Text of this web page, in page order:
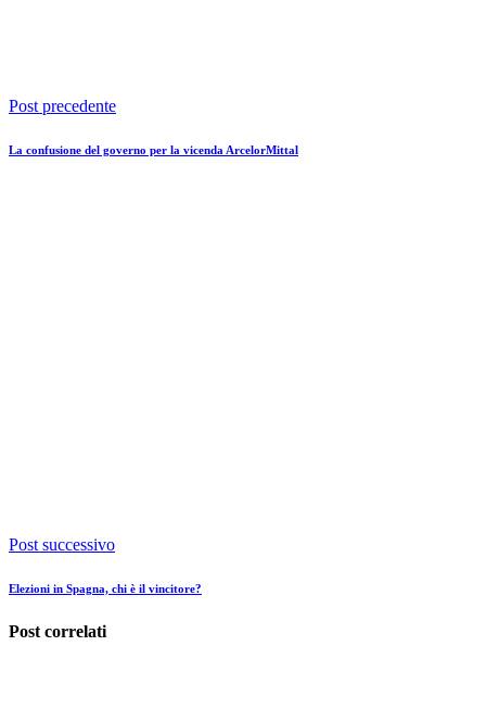
Post precedente
La confusione del governo per la vicenda ArcelorMittal
Post successivo
Elezioni in Spagna, chi è il vincitore?
Post correlati